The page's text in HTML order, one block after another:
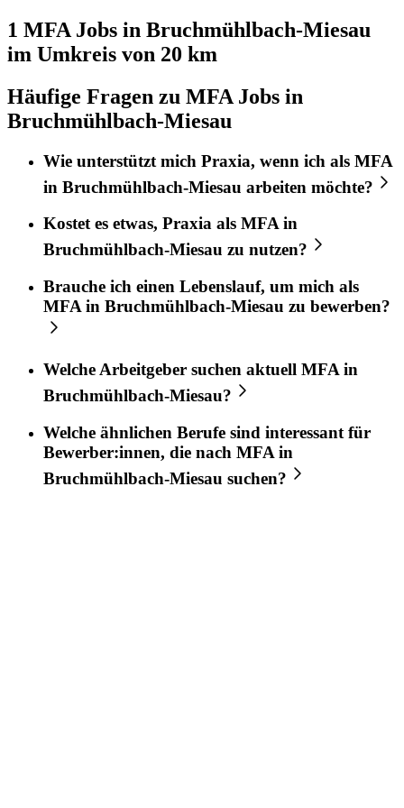
1 MFA Jobs in Bruchmühlbach-Miesau
im Umkreis von 20 km
Häufige Fragen zu MFA Jobs in
Bruchmühlbach-Miesau
Wie unterstützt mich Praxia, wenn ich als MFA
in Bruchmühlbach-Miesau arbeiten möchte?
Kostet es etwas, Praxia als MFAin
Bruchmühlbach-Miesau zu nutzen?
Brauche ich einen Lebenslauf, um mich als
MFA in Bruchmühlbach-Miesau zu bewerben?
Welche Arbeitgeber suchen aktuell MFA in
Bruchmühlbach-Miesau?
Welche ähnlichen Berufe sind interessant für
Bewerber:innen, die nach MFA in
Bruchmühlbach-Miesau suchen?